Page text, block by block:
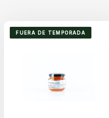
FUERA DE TEMPORADA